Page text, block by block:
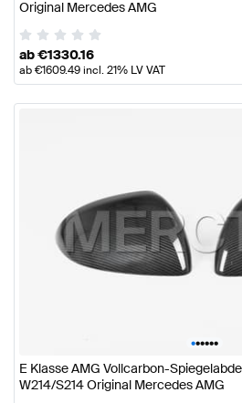
Original Mercedes AMG
ab€1330.16
ab€1609.49incl. 21% LV VAT
••••••
E Klasse AMG Vollcarbon-
W214/S214 Original Mercedes AMG